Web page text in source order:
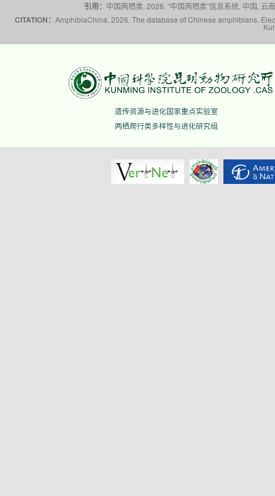
引用： 中国两栖类. 2026. “中国两栖类”信息系统. 中国,
CITATION： AmphibiaChina. 2026. The database of Chinese amphibians.
遗传资源与进化国家重点实验室
两栖爬行类多样性与进化研究组